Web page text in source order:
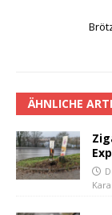
ÄHNLICHE